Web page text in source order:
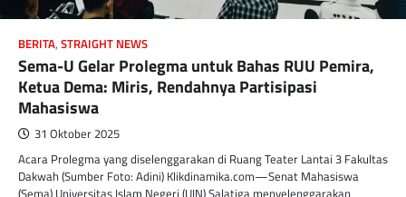
BERITA, STRAIGHT NEWS
Sema-U Gelar Prolegma untuk Bahas RUU Pemira,
Ketua Dema: Miris, Rendahnya Partisipasi
Mahasiswa
31 Oktober 2025
Acara Prolegma yang diselenggarakan di Ruang Teater Lantai 3 Fakultas
Dakwah (Sumber Foto: Adini) Klikdinamika.com—Senat Mahasiswa